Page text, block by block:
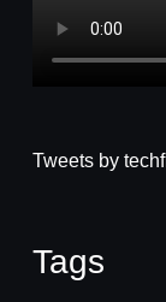
Tweets by
Tags